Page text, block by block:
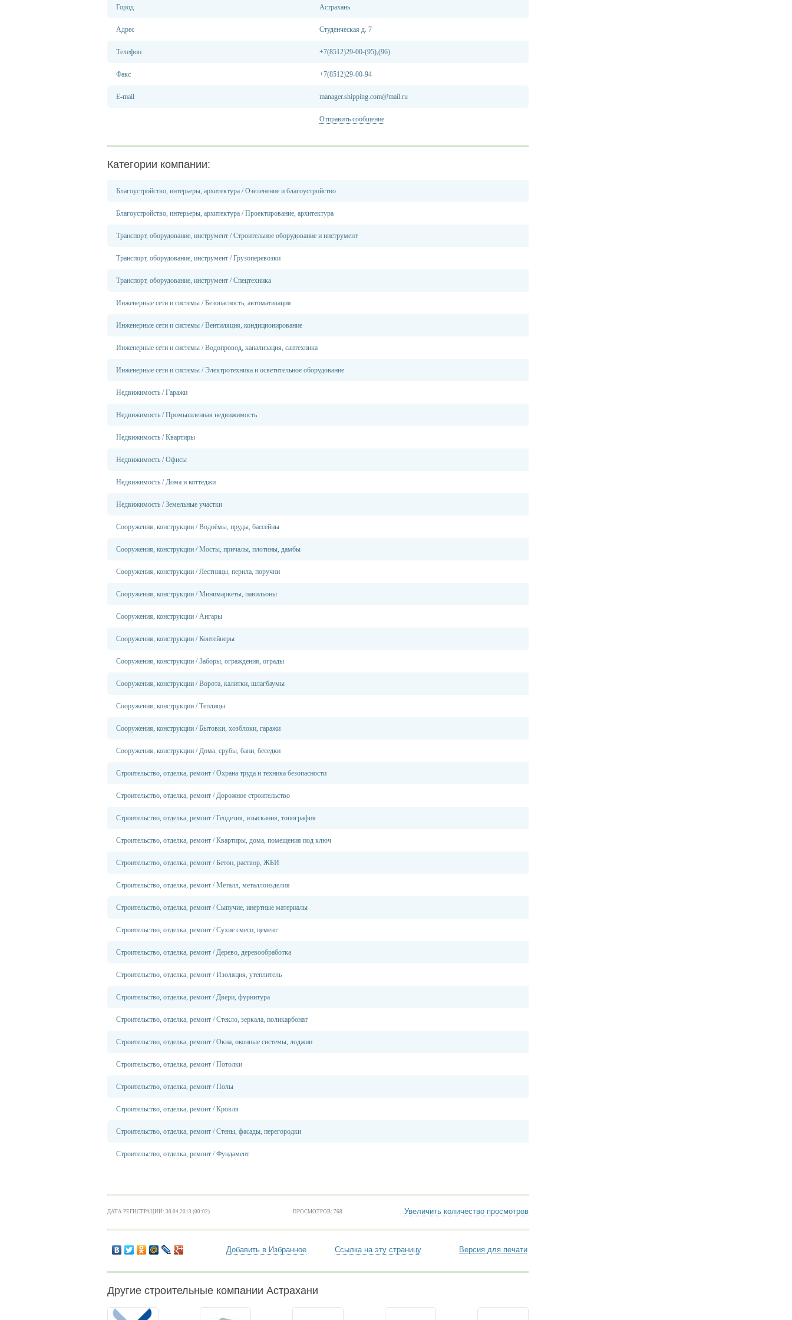
Город Астрахань
Адрес Студенческая д. 7
Телефон +7(8512)29-00-(95),(96)
Факс +7(8512)29-00-94
E-mail manager.shipping.com@mail.ru
Отправить сообщение
Категории компании:
Благоустройство, интерьеры, архитектура /Озеленение и благоустройство
Благоустройство, интерьеры, архитектура /Проектирование, архитектура
Транспорт, оборудование, инструмент /Строительное оборудование и инструмент
Транспорт, оборудование, инструмент /Грузоперевозки
Транспорт, оборудование, инструмент /Спецтехника
Инженерные сети и системы /Безопасность, автоматизация
Инженерные сети и системы /Вентиляция, кондиционирование
Инженерные сети и системы /Водопровод, канализация, сантехника
Инженерные сети и системы /Электротехника и осветительное оборудование
Недвижимость /Гаражи
Недвижимость /Промышленная недвижимость
Недвижимость /Квартиры
Недвижимость /Офисы
Недвижимость /Дома и коттеджи
Недвижимость /Земельные участки
Сооружения, конструкции /Водоёмы, пруды, бассейны
Сооружения, конструкции /Мосты, причалы, плотины, дамбы
Сооружения, конструкции /Лестницы, перила, поручни
Сооружения, конструкции /Минимаркеты, павильоны
Сооружения, конструкции /Ангары
Сооружения, конструкции /Контейнеры
Сооружения, конструкции /Заборы, ограждения, ограды
Сооружения, конструкции /Ворота, калитки, шлагбаумы
Сооружения, конструкции /Теплицы
Сооружения, конструкции /Бытовки, хозблоки, гаражи
Сооружения, конструкции /Дома, срубы, бани, беседки
Строительство, отделка, ремонт /Охрана труда и техника безопасности
Строительство, отделка, ремонт /Дорожное строительство
Строительство, отделка, ремонт /Геодезия, изыскания, топография
Строительство, отделка, ремонт /Квартиры, дома, помещения под ключ
Строительство, отделка, ремонт /Бетон, раствор, ЖБИ
Строительство, отделка, ремонт /Металл, металлоизделия
Строительство, отделка, ремонт /Сыпучие, инертные материалы
Строительство, отделка, ремонт /Сухие смеси, цемент
Строительство, отделка, ремонт /Дерево, деревообработка
Строительство, отделка, ремонт /Изоляция, утеплитель
Строительство, отделка, ремонт /Двери, фурнитура
Строительство, отделка, ремонт /Стекло, зеркала, поликарбонат
Строительство, отделка, ремонт /Окна, оконные системы, лоджии
Строительство, отделка, ремонт /Потолки
Строительство, отделка, ремонт /Полы
Строительство, отделка, ремонт /Кровля
Строительство, отделка, ремонт /Стены, фасады, перегородки
Строительство, отделка, ремонт /Фундамент
ДАТА РЕГИСТРАЦИИ: 30.04.2013 (00:02) ПРОСМОТРОВ: 768 Увеличить количество просмотров
Добавить в Избранное Ссылка на эту страницу Версия для печати
Другие строительные компании Астрахани